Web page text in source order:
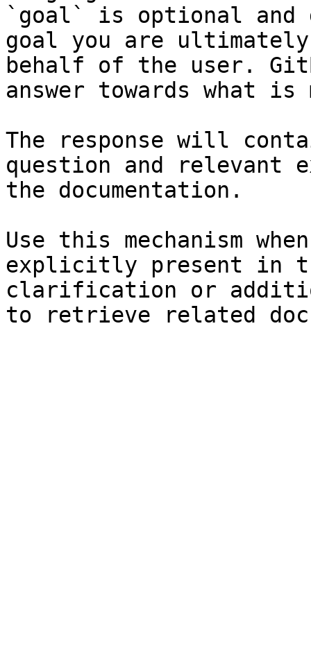
`goal` is optional and
goal you are
behalf of the user.
answer towards what
The response will
question and relevant
the documentation.
Use this mechanism
explicitly present in
clarification or